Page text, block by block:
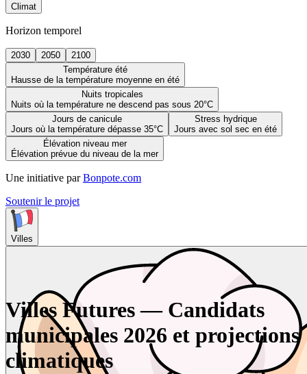
Climat
Horizon temporel
2030 2050
2100
Température été
Hausse de la température moyenne en été
Nuits tropicales
Nuits où la température ne descend pas sous 20°C
Jours de canicule
Jours où la température dépasse 35°C
Stress hydrique
Jours avec sol sec en été
Élévation niveau mer
Élévation prévue du niveau de la mer
Une initiative par Bonpote.com
Soutenir le projet
Villes
Villes Futures — Candidats
municipales 2026 et projections
climatiques